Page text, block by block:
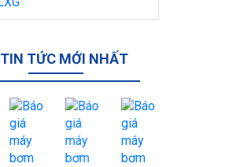
TIN TỨC MỚI NHẤT